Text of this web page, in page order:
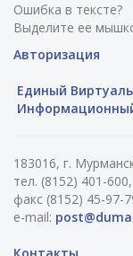
Ошибка в тексте?
Выделите ее
Авторизация
Единый
183016, г.
тел. (8152) 401-
факс (8152) 45-97-
e-mail: